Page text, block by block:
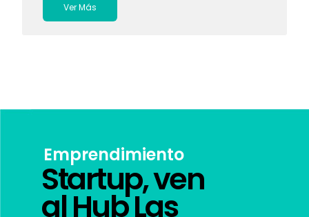
Ver Más
Emprendimiento
Startup, ven
al Hub Las